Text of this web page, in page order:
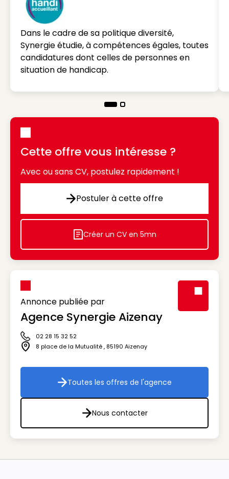
Dans le cadre de sa politique diversité,
Synergie étudie, à compétences égales, toutes
candidatures dont celles de personnes en
situation de handicap.
Cette offre vous intéresse ?
Avec ou sans CV, postulez rapidement !
Postuler à cette offre
Postuler à cette offre
Icon decorative
Créer un CV en 5mn
Annonce publiée par
Agence Synergie Aizenay
Icône téléphone
02 28 15 32 52
Icône adresse
8 place de la Mutualité, 85190 Aizenay
Toutes les offres de l'agence
Toutes les offres de l'agence
Nous contacter
Nous contacter